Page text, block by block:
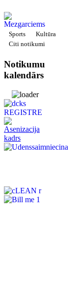
Sports
Kultūra
Citi notikumi
Notikumu
kalendārs